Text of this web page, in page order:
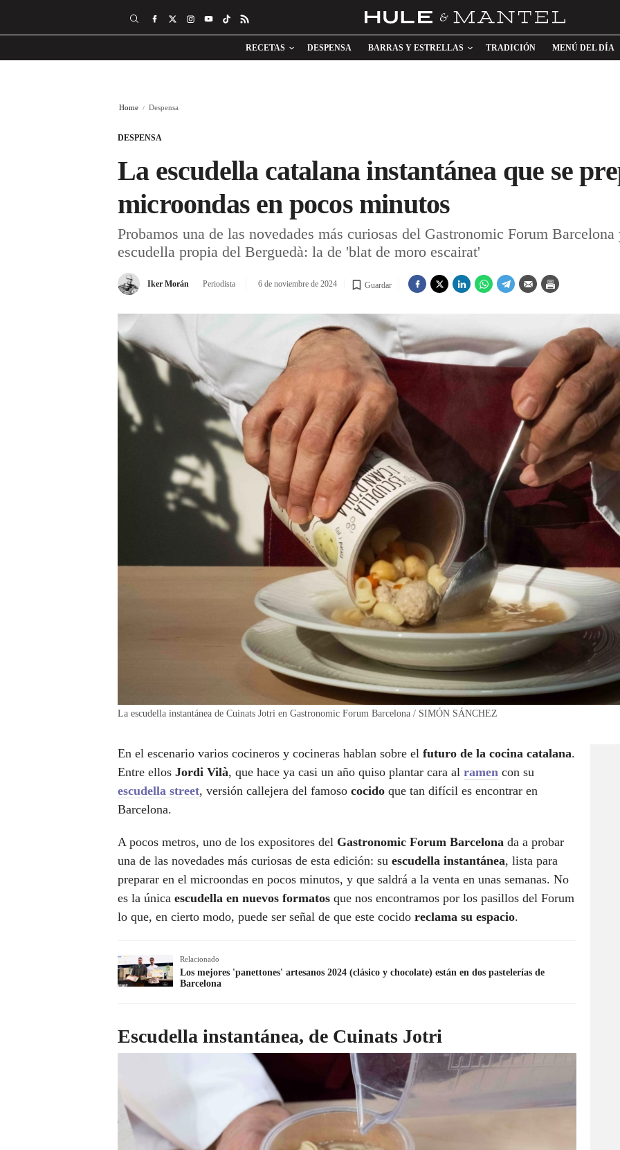
RECETAS DESPENSA BARRAS Y ESTRELLAS TRADICIÓN MENÚ DEL DÍA
Home Despensa
DESPENSA
La escudella catalana instantánea que se
microondas en pocos minutos
Probamos una de las novedades más curiosas del Gastronomic Forum
escudella propia del Berguedà: la de 'blat de moro escairat'
Iker Morán Periodista 6 de noviembre de 2024 Guardar
La escudella instantánea de Cuinats Jotri en Gastronomic Forum Barcelona / SIMÓN SÁNCHEZ
En el escenario varios cocineros y cocineras hablan sobre el futuro de la cocina catalana.
Entre ellos Jordi Vilà, que hace ya casi un año quiso plantar cara al ramen con su
escudella street, versión callejera del famoso cocido que tan difícil es encontrar en
Barcelona.
A pocos metros, uno de los expositores del Gastronomic Forum Barcelona da a probar
una de las novedades más curiosas de esta edición: su escudella instantánea, lista para
preparar en el microondas en pocos minutos, y que saldrá a la venta en unas semanas. No
es la única escudella en nuevos formatos que nos encontramos por los pasillos del Forum
lo que, en cierto modo, puede ser señal de que este cocido reclama su espacio.
Relacionado
Los mejores 'panettones' artesanos 2024 (clásico y chocolate) están en dos pastelerías de
Barcelona
Escudella instantánea, de Cuinats Jotri